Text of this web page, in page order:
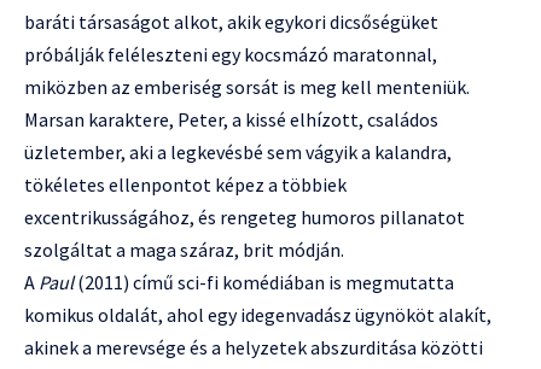
baráti társaságot alkot, akik egykori dicsőségüket
próbálják feléleszteni egy kocsmázó maratonnal,
miközben az emberiség sorsát is meg kell menteniük.
Marsan karaktere, Peter, a kissé elhízott, családos
üzletember, aki a legkevésbé sem vágyik a kalandra,
tökéletes ellenpontot képez a többiek
excentrikusságához, és rengeteg humoros pillanatot
szolgáltat a maga száraz, brit módján.
A Paul(2011) című sci-fi komédiában is megmutatta
komikus oldalát, ahol egy idegenvadász ügynököt alakít,
akinek a merevsége és a helyzetek abszurditása közötti